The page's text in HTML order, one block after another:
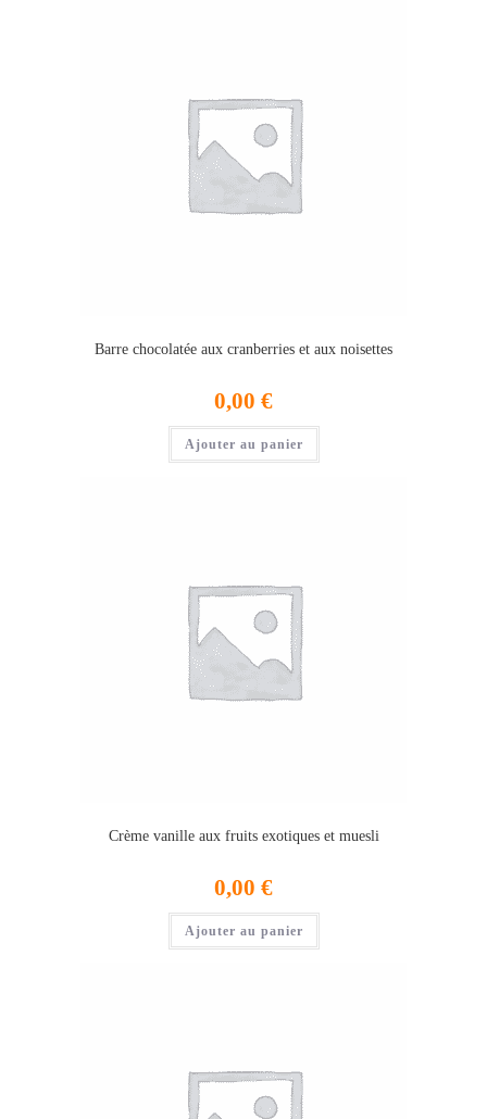
Barre chocolatée aux cranberries et aux noisettes
0,00 €
Ajouter au panier
Crème vanille aux fruits exotiques et muesli
0,00 €
Ajouter au panier